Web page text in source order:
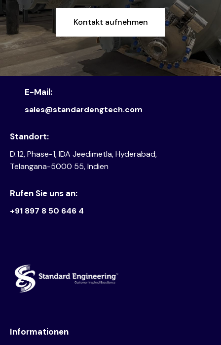
Kontakt aufnehmen
Standort:
D.12, Phase-1, IDA Jeedimetla, Hyderabad,
Telangana-5000 55, Indien
E-Mail:
sales@standardengtech.com
Rufen Sie uns an:
+91 897 8 50 646 4
Informationen